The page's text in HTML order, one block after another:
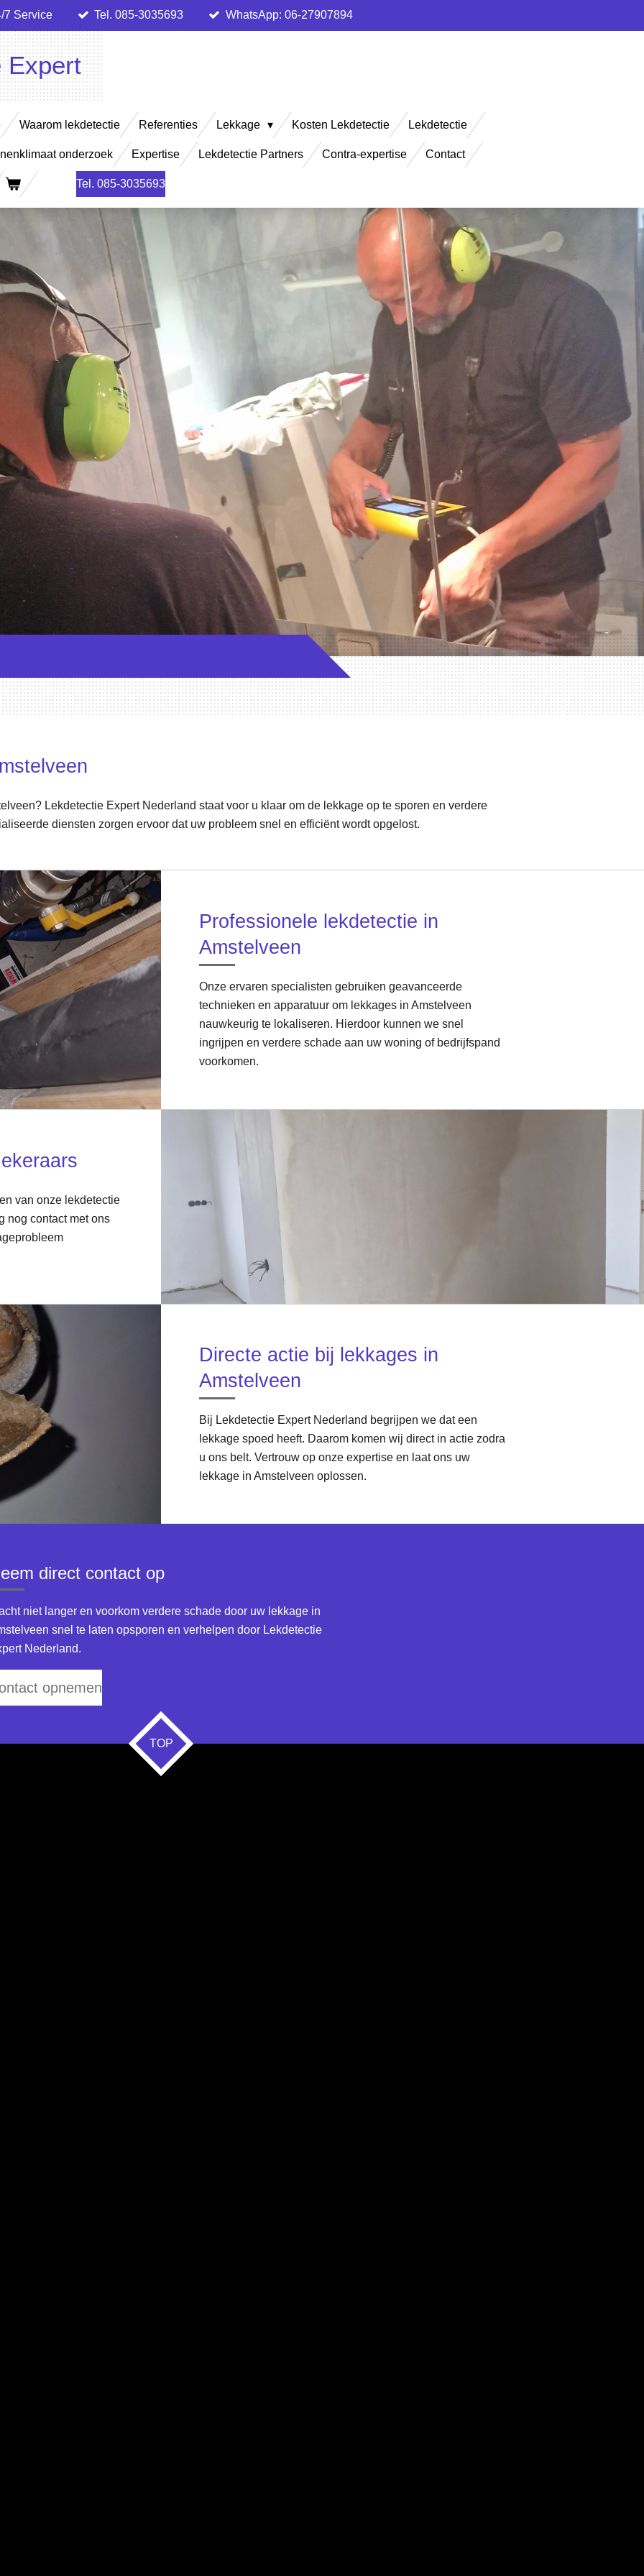
7 Service Tel. 085-3035693 WhatsApp: 06-27907894
Expert
Waarom lekdetectie Referenties Lekkage Kosten Lekdetectie Lekdetectie
onderzoek Expertise Lekdetectie Partners Contra-expertise Contact
Tel. 085-3035693
Lekdetectie Expert Nederland staat voor u klaar om de lekkage op te sporen en verdere
diensten zorgen ervoor dat uw probleem snel en efficiënt wordt opgelost.
Professionele lekdetectie in
Amstelveen
Onze ervaren specialisten gebruiken geavanceerde
technieken en apparatuur om lekkages in Amstelveen
nauwkeurig te lokaliseren. Hierdoor kunnen we snel
ingrijpen en verdere schade aan uw woning of bedrijfspand
voorkomen.
van onze lekdetectie
nog contact met ons
Directe actie bij lekkages in
Amstelveen
Bij Lekdetectie Expert Nederland begrijpen we dat een
lekkage spoed heeft. Daarom komen wij direct in actie zodra
u ons belt. Vertrouw op onze expertise en laat ons uw
lekkage in Amstelveen oplossen.
direct contact op
niet langer en voorkom verdere schade door uw lekkage in
snel te laten opsporen en verhelpen door Lekdetectie
Nederland.
opnemen
TOP